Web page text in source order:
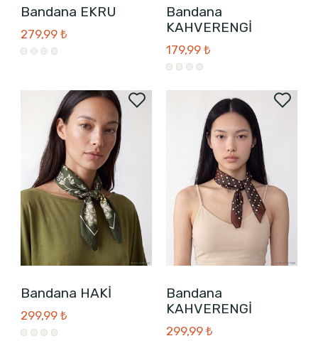
Bandana EKRU
279,99 ₺
Bandana
KAHVERENGİ
179,99 ₺
Bandana HAKİ
299,99 ₺
Bandana
KAHVERENGİ
299,99 ₺